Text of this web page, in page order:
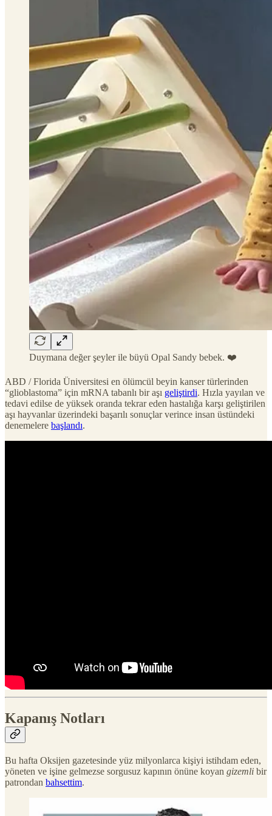
Duymana değer şeyler ile büyü Opal Sandy bebek. ❤️
ABD / Florida Üniversitesi en ölümcül beyin kanser türlerinden
“glioblastoma” için mRNA tabanlı bir aşı geliştirdi. Hızla yayılan ve
tedavi edilse de yüksek oranda tekrar eden hastalığa karşı geliştirilen
aşı hayvanlar üzerindeki başarılı sonuçlar verince insan üstündeki
denemelere başlandı.
Kapanış Notları
Bu hafta Oksijen gazetesinde yüz milyonlarca kişiyi istihdam eden,
yöneten ve işine gelmezse sorgusuz kapının önüne koyan gizemli bir
patrondan bahsettim.